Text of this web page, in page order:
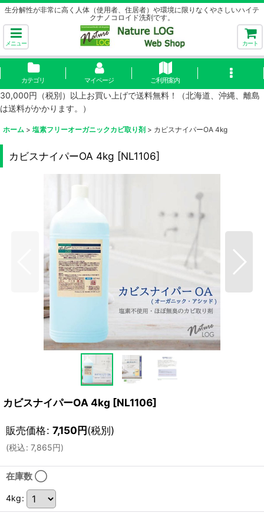
生分解性が非常に高く人体（使用者、住居者）や環境に限りなくやさしいハイテ
クナノコロイド洗剤です。
メニュー カート
カテゴリ マイページ ご利用案内
30,000円（税別）以上お買い上げで送料無料！（北海道、沖縄、離島
は送料がかかります。）
ホーム > 塩素フリーオーガニックカビ取り剤 > カビスナイパーOA 4kg
カビスナイパーOA 4kg [NL1106]
カビスナイパーOA 4kg [NL1106]
販売価格: 7,150円(税別)
(税込: 7,865円)
在庫数 ◯
4kg: